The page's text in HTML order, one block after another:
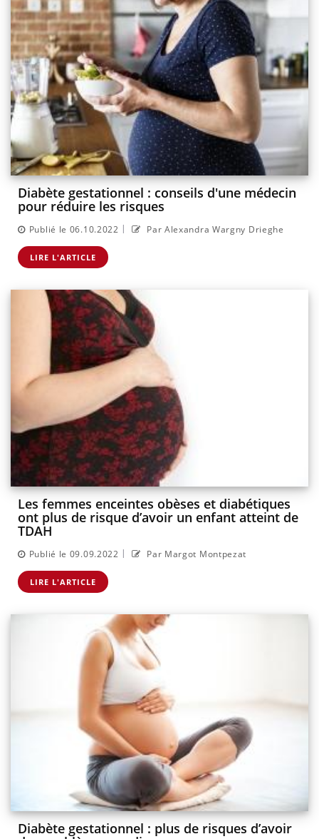
Diabète gestationnel : conseils d'une médecin
pour réduire les risques
Publié le 06.10.2022 | Par Alexandra Wargny Drieghe
LIRE L'ARTICLE
Les femmes enceintes obèses et diabétiques
ont plus de risque d’avoir un enfant atteint de
TDAH
Publié le 09.09.2022 | Par Margot Montpezat
LIRE L'ARTICLE
Diabète gestationnel : plus de risques d’avoir